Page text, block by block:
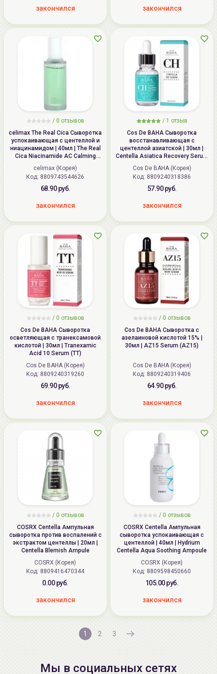
закончился закончился
/ 0 отзывов
celimax The Real Cica Сыворотка
успокаивающая с центеллой и
ниацинамидом | 40мл | The Real
Cica Niacinamide AC Calming
Serum
celimax (Корея)
Код: 8809743544626
68.90 руб.
закончился
/ 1 отзыв
Cos De BAHA Сыворотка
восстанавливающая с
центеллой азиатской | 30мл |
Centella Asiatica Recovery Serum
Cos De BAHA (Корея)
Код: 8809240318386
57.90 руб.
закончился
/ 0 отзывов
Cos De BAHA Сыворотка
осветляющая с транексамовой
кислотой | 30мл | Tranexamic
Acid 10 Serum (TT)
Cos De BAHA (Корея)
Код: 8809240319260
69.90 руб.
закончился
/ 0 отзывов
Cos De BAHA Сыворотка с
азелаиновой кислотой 15% |
30мл | AZ15 Serum (AZ15)
Cos De BAHA (Корея)
Код: 8809240319406
64.90 руб.
закончился
/ 0 отзывов
COSRX Centella Ампульная
сыворотка против воспалений с
экстрактом центеллы | 20мл |
Centella Blemish Ampule
COSRX (Корея)
Код: 8809416470344
0.00 руб.
закончился
/ 0 отзывов
COSRX Centella Ампульная
сыворотка успокаивающая c
центеллой | 40мл | Hydrium
Centella Aqua Soothing Ampoule
COSRX (Корея)
Код: 8809598450660
105.00 руб.
закончился
1 2 3
Мы в социальных сетях